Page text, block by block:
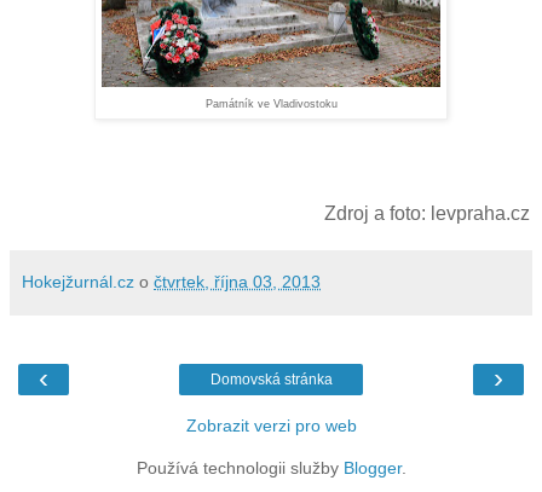
Památník ve Vladivostoku
Zdroj a foto: levpraha.cz
Hokejžurnál.cz o čtvrtek, října 03, 2013
‹ ›
Domovská stránka
Zobrazit verzi pro web
Používá technologii služby Blogger.